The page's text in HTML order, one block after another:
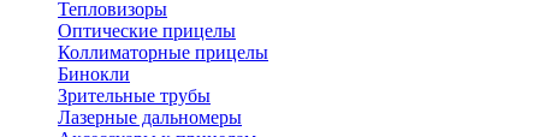
Тепловизоры
Оптические прицелы
Коллиматорные прицелы
Бинокли
Зрительные трубы
Лазерные дальномеры